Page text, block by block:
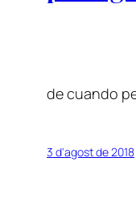
de cuando
3 d'agost de 2018